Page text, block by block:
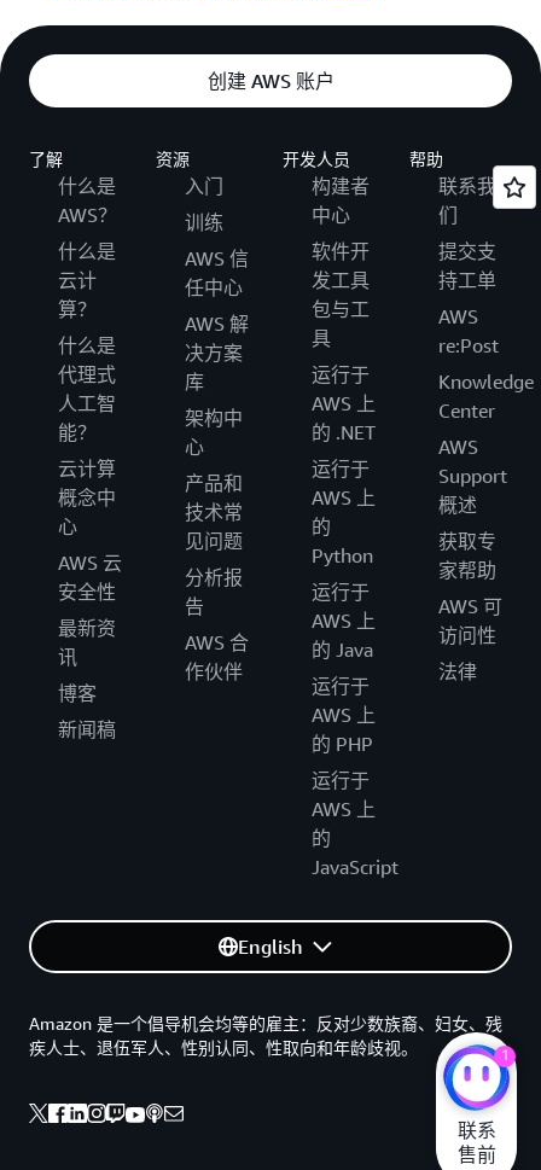
创建 AWS 账户
了解
什么是
AWS？
什么是
云计
算？
什么是
代理式
人工智
能？
云计算
概念中
心
AWS 云
安全性
最新资
讯
博客
新闻稿
资源
入门
训练
AWS 信
任中心
AWS 解
决方案
库
架构中
心
产品和
技术常
见问题
分析报
告
AWS 合
作伙伴
开发人员
构建者
中心
软件开
发工具
包与工
具
运行于
AWS 上
的 .NET
运行于
AWS 上
的
Python
运行于
AWS 上
的 Java
运行于
AWS 上
的 PHP
运行于
AWS 上
的
JavaScript
帮助
联系我
们
提交支
持工单
AWS
re:Post
Knowledge
Center
AWS
Support
概述
获取专
家帮助
AWS 可
访问性
法律
English
Amazon 是一个倡导机会均等的雇主：反对少数族裔、妇女、残
疾人士、退伍军人、性别认同、性取向和年龄歧视。
1
联系
售前